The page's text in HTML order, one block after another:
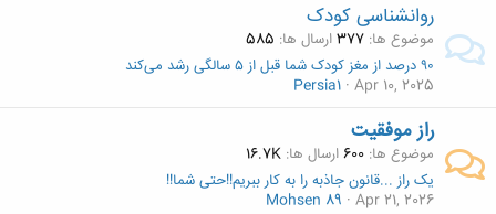
روانشناسی کودک
موضوع ها 377ارسال ها 585
۹۰ درصد از مغز کودک شما قبل از ۵ سالگی رشد می‌کند
Apr 10, 2025
Persia1
راز موفقیت
موضوع ها 600ارسال ها 16.7K
یک راز ...قانون جاذبه را به کار ببریم!!حتی شما!!
Apr 21, 2026
Mohsen 89